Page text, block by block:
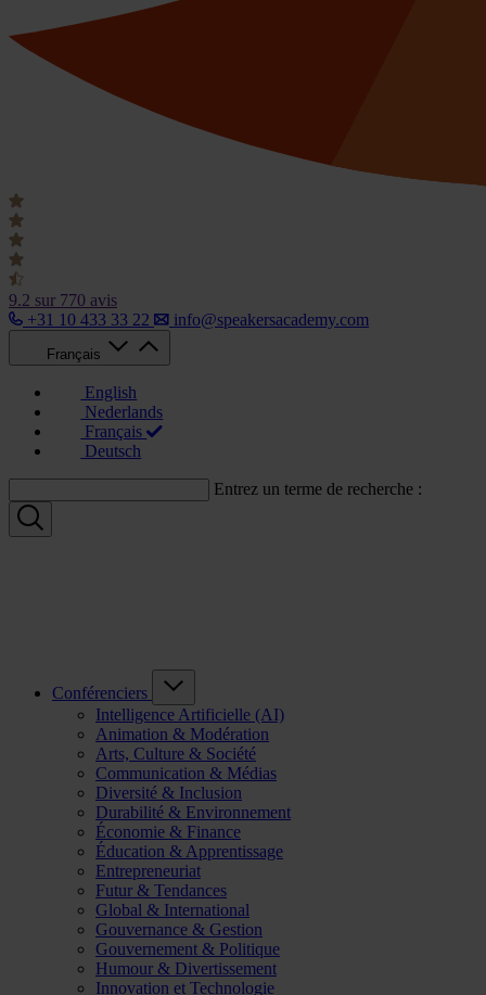
9.2 sur 770 avis
+31 10 433 33 22
info@speakersacademy.com
Français
English
Nederlands
Français
Deutsch
Entrez un terme de recherche :
Conférenciers
Intelligence Artificielle (AI)
Animation & Modération
Arts, Culture & Société
Communication & Médias
Diversité & Inclusion
Durabilité & Environnement
Économie & Finance
Éducation & Apprentissage
Entrepreneuriat
Futur & Tendances
Global & International
Gouvernance & Gestion
Gouvernement & Politique
Humour & Divertissement
Innovation et Technologie